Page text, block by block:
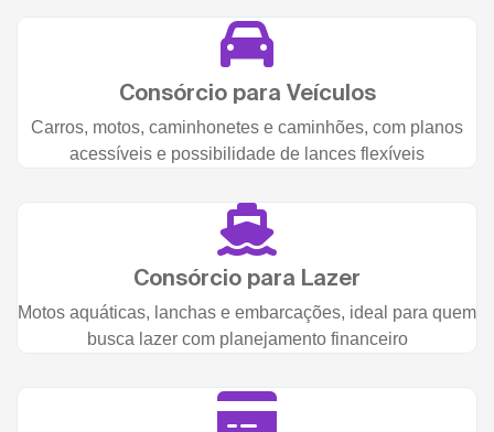
Consórcio para Veículos
Carros, motos, caminhonetes e caminhões, com planos
acessíveis e possibilidade de lances flexíveis
Consórcio para Lazer
Motos aquáticas, lanchas e embarcações, ideal para quem
busca lazer com planejamento financeiro